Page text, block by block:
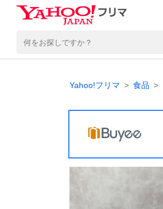
Yahoo!フリマ 食品